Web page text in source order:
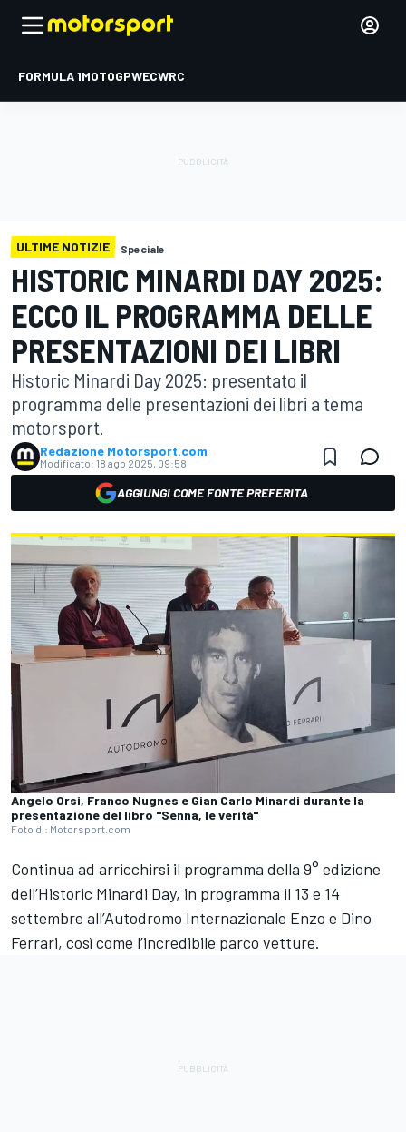
FORMULA 1MOTOGPWECWRC
ULTIME NOTIZIE Speciale
HISTORIC MINARDI DAY 2025:
ECCO IL PROGRAMMA DELLE
PRESENTAZIONI DEI LIBRI
Historic Minardi Day 2025: presentato il
programma delle presentazioni dei libri a tema
motorsport.
Redazione Motorsport.com
Modificato: 18 ago 2025, 09:58
AGGIUNGI COME FONTE PREFERITA
Angelo Orsi, Franco Nugnes e Gian Carlo Minardi durante la
presentazione del libro "Senna, le verità"
Foto di: Motorsport.com
Continua ad arricchirsi il programma della 9° edizione
dell’Historic Minardi Day, in programma il 13 e 14
settembre all’Autodromo Internazionale Enzo e Dino
Ferrari, così come l’incredibile parco vetture.